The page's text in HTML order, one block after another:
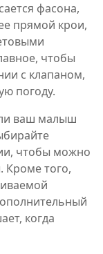
фасона,
прямой крои,
чтобы
с клапаном,
погоду.
ваш малыш
чтобы можно
Кроме того,
когда